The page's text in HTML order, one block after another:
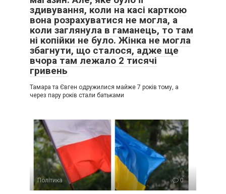
здивування, коли на касі карткою
вона розрахуватися не могла, а
коли заглянула в гаманець, то там
ні копійки не було. Жінка не могла
збагнути, що сталося, адже ще
вчора там лежало 2 тисячі
гривень
Тамара та Євген одружилися майже 7 років тому, а
через пару років стали батьками
Політика 0